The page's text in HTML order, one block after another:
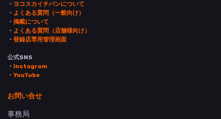
・ ヨコスカイチバンについて
・ よくある質問（一般向け）
・ 掲載について
・ よくある質問（店舗様向け）
・ 登録店専用管理画面
公式SNS
・ Instagram
・ YouTube
お問い合せ
事務局